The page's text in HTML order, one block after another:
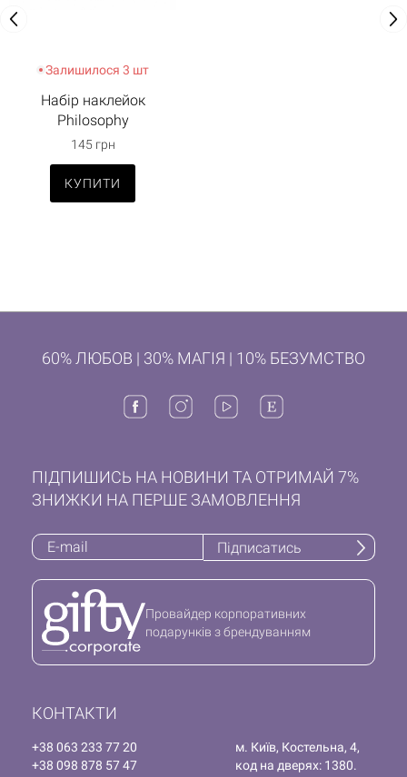
Залишилося 3 шт
Набір наклейок
Philosophy
145 грн
КУПИТИ
60% ЛЮБОВ | 30% МАГІЯ | 10% БЕЗУМСТВО
КОНТАКТИ
+38 063 233 77 20
+38 098 878 57 47
м. Київ, Костельна, 4,
код на дверях: 1380.
ПІДПИШИСЬ НА НОВИНИ ТА ОТРИМАЙ 7%
ЗНИЖКИ НА ПЕРШЕ ЗАМОВЛЕННЯ
Підписатись
Провайдер корпоративних
подарунків з брендуванням